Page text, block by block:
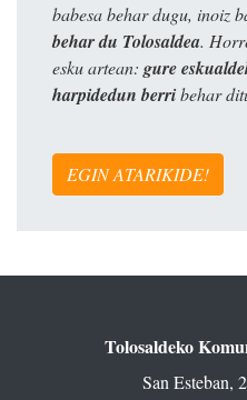
babesa behar dugu, inoiz
behar du Tolosaldea.
esku artean: gure
harpidedun berribehar
EGIN ATARIKIDE!
Tolosaldeko
San Esteban,